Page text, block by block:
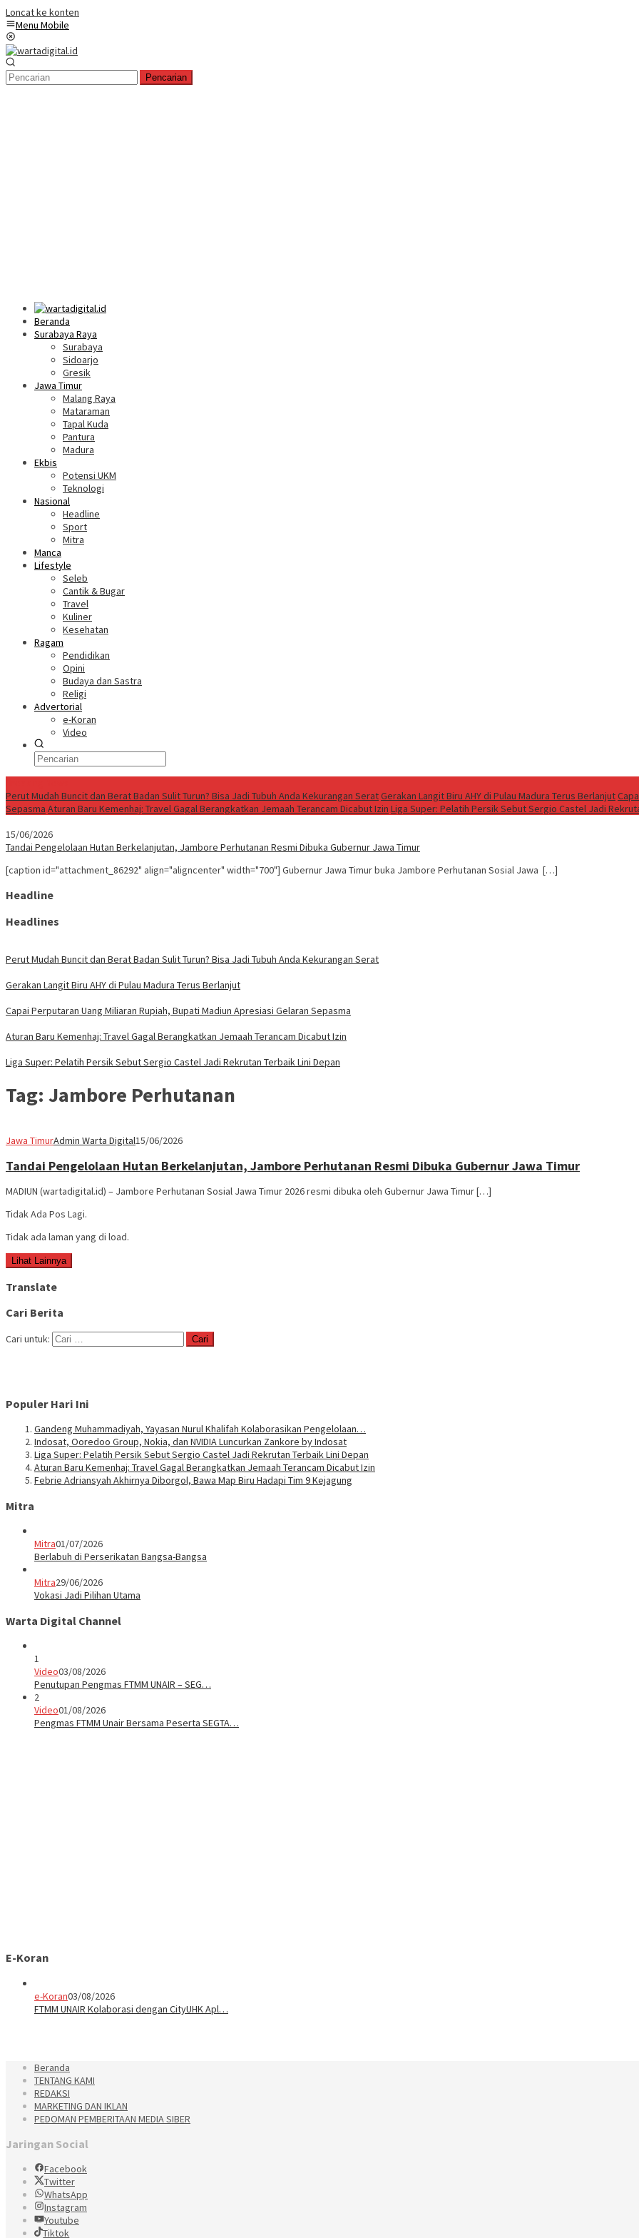
Loncat ke konten
Menu Mobile
Pencarian
Beranda
Surabaya Raya
Surabaya
Sidoarjo
Gresik
Jawa Timur
Malang Raya
Mataraman
Tapal Kuda
Pantura
Madura
Ekbis
Potensi UKM
Teknologi
Nasional
Headline
Sport
Mitra
Manca
Lifestyle
Seleb
Cantik & Bugar
Travel
Kuliner
Kesehatan
Ragam
Pendidikan
Opini
Budaya dan Sastra
Religi
Advertorial
e-Koran
Video
Perut Mudah Buncit dan Berat Badan Sulit Turun? Bisa Jadi Tubuh Anda Kekurangan SeratGerakan Langit Biru AHY di Pulau Madura Terus Berlanjut
Sepasma Aturan Baru Kemenhaj: Travel Gagal Berangkatkan Jemaah Terancam Dicabut Izin Liga Super: Pelatih Persik Sebut Sergio Castel Jadi
15/06/2026
Tandai Pengelolaan Hutan Berkelanjutan, Jambore Perhutanan Resmi Dibuka Gubernur Jawa Timur
[caption id="attachment_86292" align="aligncenter" width="700"] Gubernur Jawa Timur buka Jambore Perhutanan Sosial Jawa […]
Headline
Headlines
Perut Mudah Buncit dan Berat Badan Sulit Turun? Bisa Jadi Tubuh Anda Kekurangan Serat
Gerakan Langit Biru AHY di Pulau Madura Terus Berlanjut
Capai Perputaran Uang Miliaran Rupiah, Bupati Madiun Apresiasi Gelaran Sepasma
Aturan Baru Kemenhaj: Travel Gagal Berangkatkan Jemaah Terancam Dicabut Izin
Liga Super: Pelatih Persik Sebut Sergio Castel Jadi Rekrutan Terbaik Lini Depan
Tag: Jambore Perhutanan
Jawa TimurAdmin Warta Digital15/06/2026
Tandai Pengelolaan Hutan Berkelanjutan, Jambore Perhutanan Resmi Dibuka Gubernur Jawa Timur
MADIUN (wartadigital.id) – Jambore Perhutanan Sosial Jawa Timur 2026 resmi dibuka oleh Gubernur Jawa Timur […]
Tidak Ada Pos Lagi.
Tidak ada laman yang di load.
Lihat Lainnya
Translate
Cari Berita
Cari untuk:
Populer Hari Ini
Gandeng Muhammadiyah, Yayasan Nurul Khalifah Kolaborasikan Pengelolaan…
Indosat, Ooredoo Group, Nokia, dan NVIDIA Luncurkan Zankore by Indosat
Liga Super: Pelatih Persik Sebut Sergio Castel Jadi Rekrutan Terbaik Lini Depan
Aturan Baru Kemenhaj: Travel Gagal Berangkatkan Jemaah Terancam Dicabut Izin
Febrie Adriansyah Akhirnya Diborgol, Bawa Map Biru Hadapi Tim 9 Kejagung
Mitra
Mitra01/07/2026
Berlabuh di Perserikatan Bangsa-Bangsa
Mitra29/06/2026
Vokasi Jadi Pilihan Utama
Warta Digital Channel
1
Video03/08/2026
Penutupan Pengmas FTMM UNAIR – SEG…
2
Video01/08/2026
Pengmas FTMM Unair Bersama Peserta SEGTA…
E-Koran
e-Koran03/08/2026
FTMM UNAIR Kolaborasi dengan CityUHK Apl…
Beranda
TENTANG KAMI
REDAKSI
MARKETING DAN IKLAN
PEDOMAN PEMBERITAAN MEDIA SIBER
Jaringan Social
Facebook
Twitter
WhatsApp
Instagram
Youtube
Tiktok